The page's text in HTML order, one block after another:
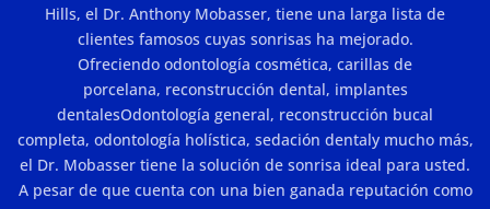
Los
Angeles?
Hills, el Dr. Anthony Mobasser, tiene una larga lista de
clientes famosos cuyas sonrisas ha mejorado.
Ofreciendo odontología cosmética, carillas de
porcelana, reconstrucción dental, implantes
dentalesOdontología general, reconstrucción bucal
completa, odontología holística, sedación dentaly mucho más,
el Dr. Mobasser tiene la solución de sonrisa ideal para usted.
A pesar de que cuenta con una bien ganada reputación como